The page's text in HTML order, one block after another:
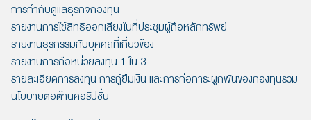
การกำกับดูแลธุรกิจกองทุน
รายงานการใช้สิทธิออกเสียงในที่ประชุมผู้ถือหลักทรัพย์
รายงานธุรกรรมกับบุคคลที่เกี่ยวข้อง
รายงานการถือหน่วยลงทุน 1 ใน 3
รายละเอียดการลงทุน การกู้ยืมเงิน และการก่อภาระผูกพันของกองทุนรวม
นโยบายต่อต้านคอรัปชั่น